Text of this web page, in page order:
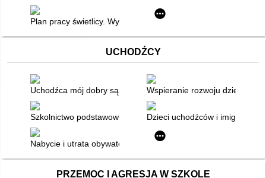
Plan pracy świetlicy. Wychowanie do wartości i kształtowanie
UCHODŹCY
Uchodźca mój dobry sąsiad Wspieranie rozwoju dziecka na
Szkolnictwo podstawowe na UkrainieDzieci uchodźców i imigrantów
Nabycie i utrata obywatelstwa polskiego przez dziecko
PRZEMOC I AGRESJA W SZKOLE